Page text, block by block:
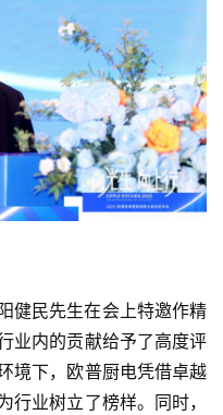
健民先生在会上特邀作精
业内的贡献给予了高度评
境下，欧普厨电凭借卓越
行业树立了榜样。同时，